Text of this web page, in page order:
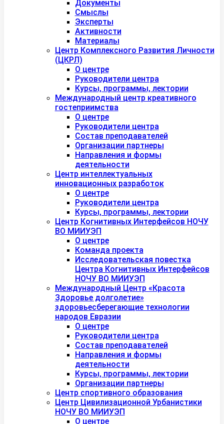
Документы
Смыслы
Эксперты
Активности
Материалы
Центр Комплексного Развития Личности
(ЦКРЛ)
О центре
Руководители центра
Курсы, программы, лектории
Международный центр креативного
гостеприимства
О центре
Руководители центра
Состав преподавателей
Организации партнеры
Направления и формы
деятельности
Центр интеллектуальных
инновационных разработок
О центре
Руководители центра
Курсы, программы, лектории
Центр Когнитивных Интерфейсов НОЧУ
ВО МИИУЭП
О центре
Команда проекта
Исследовательская повестка
Центра Когнитивных Интерфейсов
НОЧУ ВО МИИУЭП
Международный Центр «Красота
Здоровье долголетие»
здоровьесберегающие технологии
народов Евразии
О центре
Руководители центра
Состав преподавателей
Направления и формы
деятельности
Курсы, программы, лектории
Организации партнеры
Центр спортивного образования
Центр Цивилизационной Урбанистики
НОЧУ ВО МИИУЭП
О центре